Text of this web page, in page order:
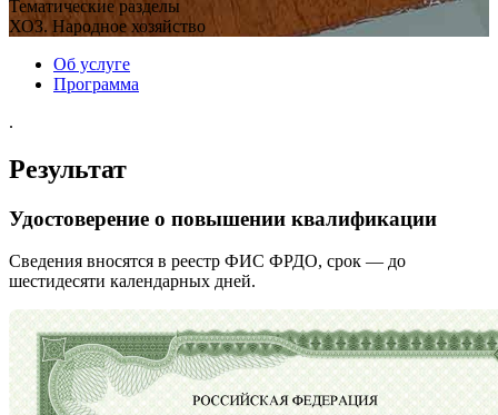
Тематические разделы
ХОЗ. Народное хозяйство
Об услуге
Программа
.
Результат
Удостоверение о повышении квалификации
Сведения вносятся в реестр ФИС ФРДО, срок — до
шестидесяти календарных дней.